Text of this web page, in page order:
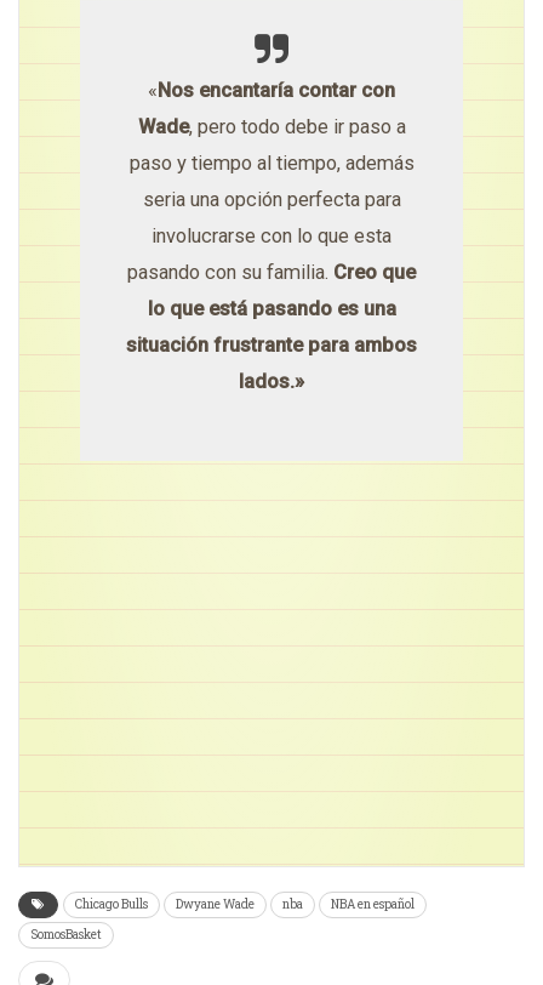
« Nos encantaría contar con
Wade, pero todo debe ir paso a
paso y tiempo al tiempo, además
seria una opción perfecta para
involucrarse con lo que esta
pasando con su familia. Creo que
lo que está pasando es una
situación frustrante para ambos
lados.»
Chicago Bulls Dwyane Wade nba
NBA en español
SomosBasket